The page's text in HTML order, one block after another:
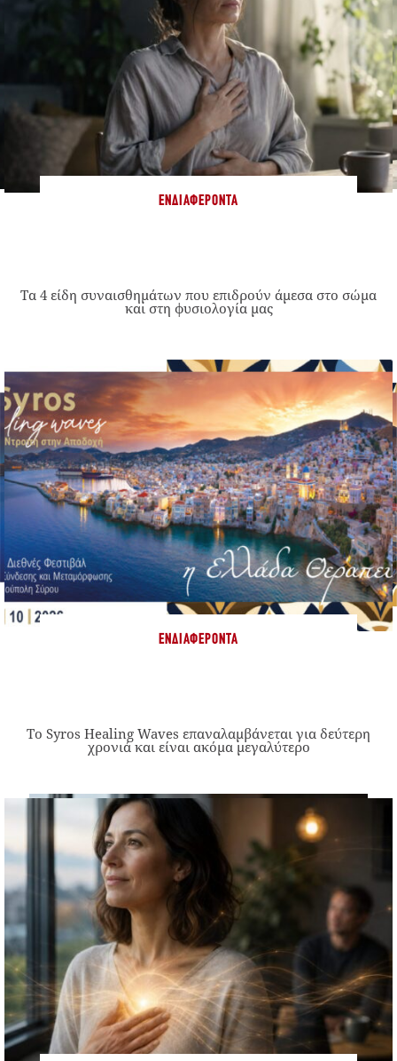
ΕΝΔΙΑΦΈΡΟΝΤΑ
Τα 4 είδη συναισθημάτων που επιδρούν άμεσα στο σώμα
και στη φυσιολογία μας
ΕΝΔΙΑΦΈΡΟΝΤΑ
Το Syros Healing Waves επαναλαμβάνεται για δεύτερη
χρονιά και είναι ακόμα μεγαλύτερο